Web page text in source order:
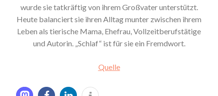
wurde sie tatkräftig von ihrem Großvater unterstützt.
Heute balanciert sie ihren Alltag munter zwischen ihrem
Leben als tierische Mama, Ehefrau, Vollzeitberufstätige
und Autorin. „Schlaf“ ist für sie ein Fremdwort.
Quelle